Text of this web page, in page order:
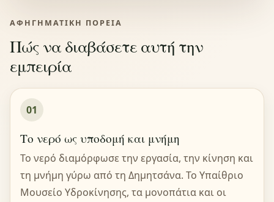
ΑΦΗΓΗΜΑΤΙΚΉ ΠΟΡΕΊΑ
Πώς να διαβάσετε αυτή την
εμπειρία
01
Το νερό ως υποδομή και μνήμη
Το νερό διαμόρφωσε την εργασία, την κίνηση και
τη μνήμη γύρω από τη Δημητσάνα. Το Υπαίθριο
Μουσείο Υδροκίνησης, τα μονοπάτια και οι